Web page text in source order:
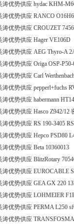
涛优势供应 hydac KHM-
涛优势供应 RANCO
涛优势供应 CROUZET
涛优势供应 Hager VE106D
涛优势供应 AEG Thyro-A
优势供应 Origa OSP-
优势供应 Carl
涛优势供应 pepperl+fuchs
涛优势供应 habermann
涛优势供应 Hasco Z942/12
涛优势供应 RS 190-3405
涛优势供应 Hepco PSD80
优势供应 Beta 10360013
涛优势供应 BlitzRotary
涛优势供应 EUROCABLE
涛优势供应 GEA GX 220
涛优势供应 LOHMEIER
涛优势供应 PERMA L250
涛优势供应